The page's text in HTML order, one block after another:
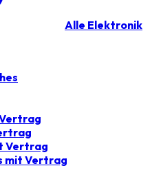
Alle Elektronik
Vertrag
mit Vertrag